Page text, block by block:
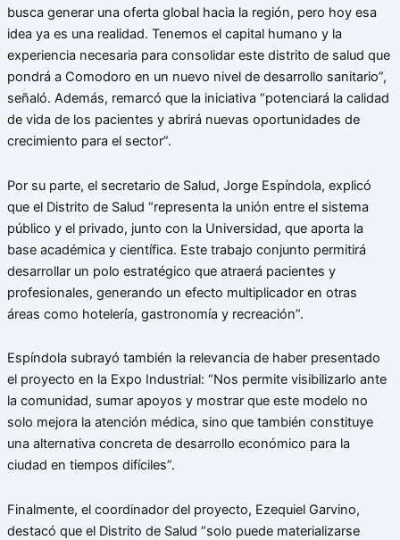
busca generar una oferta global hacia la región, pero hoy esa
idea ya es una realidad. Tenemos el capital humano y la
experiencia necesaria para consolidar este distrito de salud que
pondrá a Comodoro en un nuevo nivel de desarrollo sanitario”,
señaló. Además, remarcó que la iniciativa “potenciará la calidad
de vida de los pacientes y abrirá nuevas oportunidades de
crecimiento para el sector”.
Por su parte, el secretario de Salud, Jorge Espíndola, explicó
que el Distrito de Salud “representa la unión entre el sistema
público y el privado, junto con la Universidad, que aporta la
base académica y científica. Este trabajo conjunto permitirá
desarrollar un polo estratégico que atraerá pacientes y
profesionales, generando un efecto multiplicador en otras
áreas como hotelería, gastronomía y recreación”.
Espíndola subrayó también la relevancia de haber presentado
el proyecto en la Expo Industrial: “Nos permite visibilizarlo ante
la comunidad, sumar apoyos y mostrar que este modelo no
solo mejora la atención médica, sino que también constituye
una alternativa concreta de desarrollo económico para la
ciudad en tiempos difíciles”.
Finalmente, el coordinador del proyecto, Ezequiel Garvino,
destacó que el Distrito de Salud “solo puede materializarse